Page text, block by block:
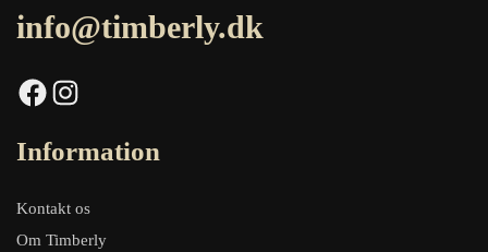
info@timberly.dk
Facebook Instagram
Information
Kontakt os
Om Timberly